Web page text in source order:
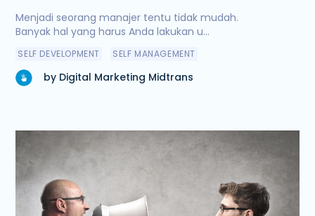
yang Baik
Menjadi seorang manajer tentu tidak mudah.
Banyak hal yang harus Anda lakukan u...
SELF DEVELOPMENT SELF MANAGEMENT
by Digital Marketing Midtrans